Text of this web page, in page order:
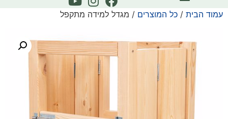
עמוד הבית / כל המוצרים / מגדל למידה מתקפל